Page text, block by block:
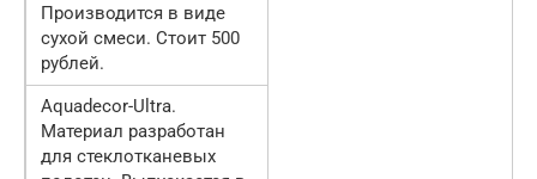
Производится в виде
сухой смеси. Стоит 500
рублей.
Aquadecor-Ultra.
Материал разработан
для стеклотканевых